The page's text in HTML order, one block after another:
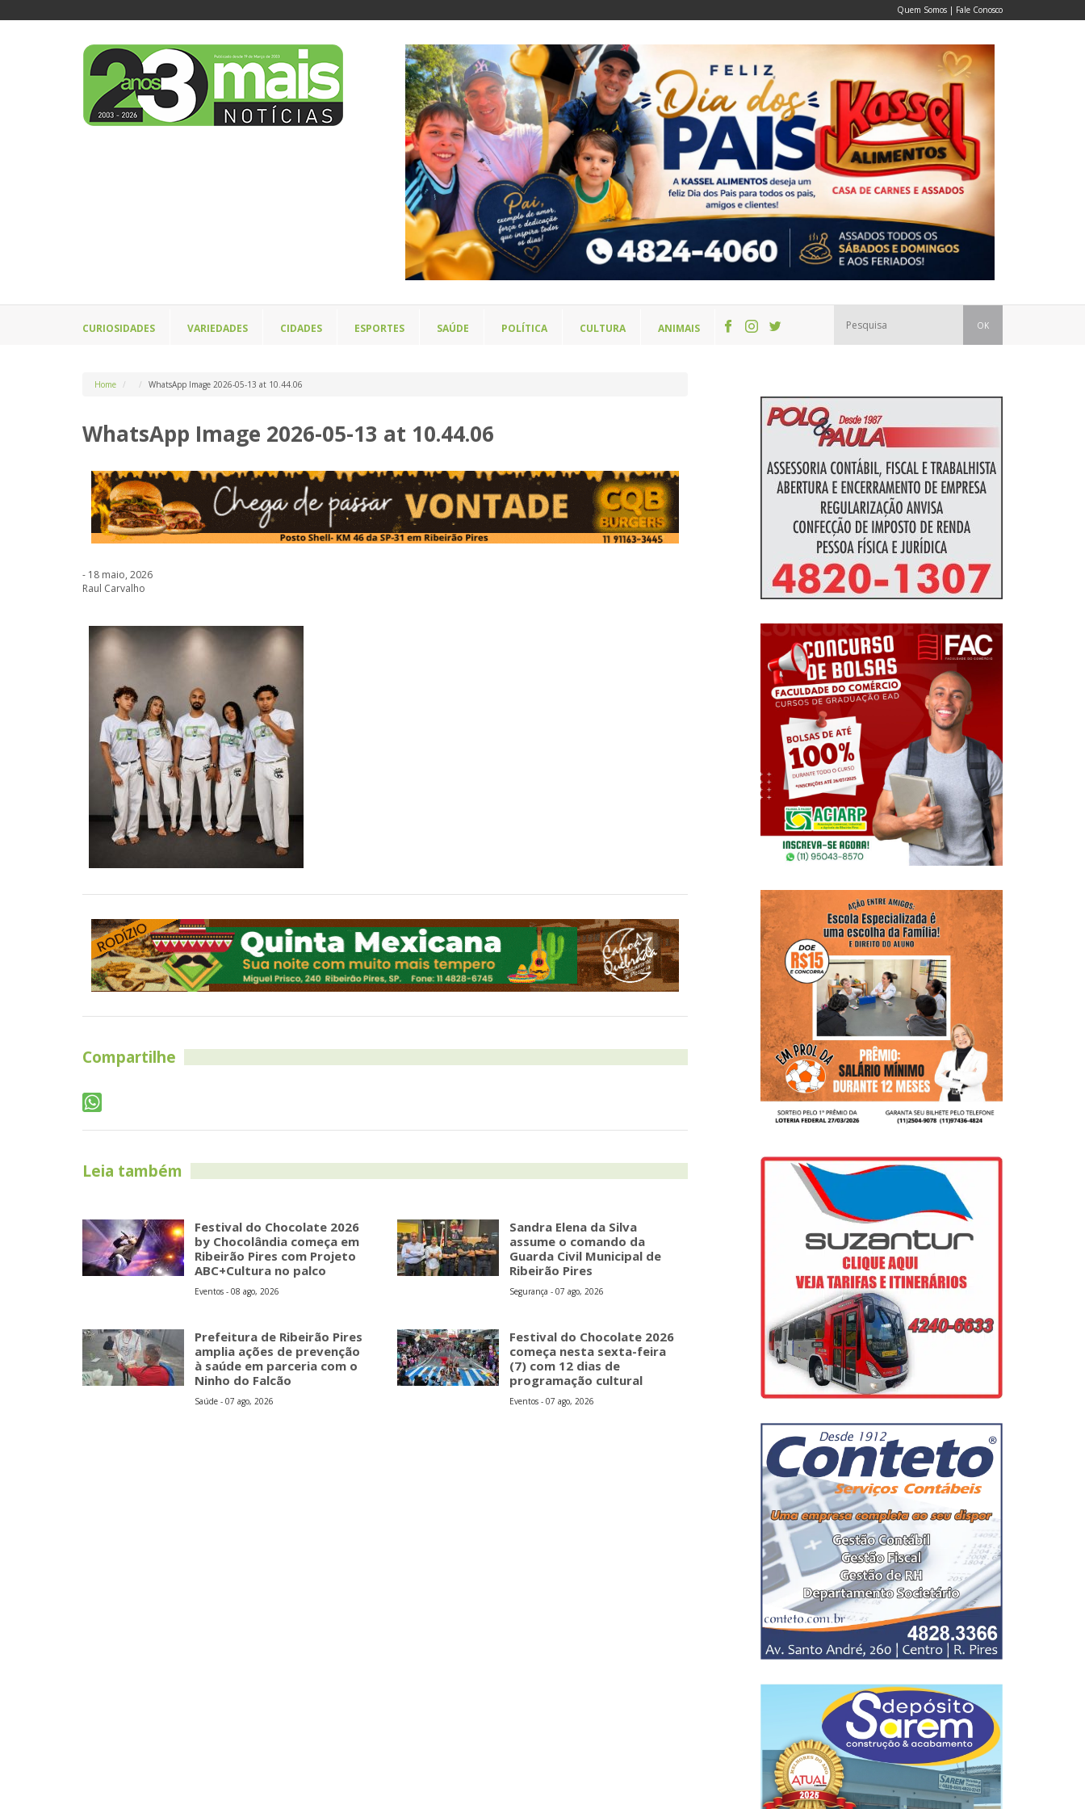
Quem Somos | Fale Conosco
CURIOSIDADES VARIEDADES CIDADES ESPORTES SAÚDE POLÍTICA CULTURA ANIMAIS OK
Home WhatsApp Image 2026-05-13 at 10.44.06
WhatsApp Image 2026-05-13 at 10.44.06
- 18 maio, 2026
Raul Carvalho
Compartilhe
Leia também
Festival do Chocolate 2026
by Chocolândia começa em
Ribeirão Pires com Projeto
ABC+Cultura no palco
Eventos - 08 ago, 2026
Sandra Elena da Silva
assume o comando da
Guarda Civil Municipal de
Ribeirão Pires
Segurança - 07 ago, 2026
Prefeitura de Ribeirão Pires
amplia ações de prevenção
à saúde em parceria com o
Ninho do Falcão
Saúde - 07 ago, 2026
Festival do Chocolate 2026
começa nesta sexta-feira
(7) com 12 dias de
programação cultural
Eventos - 07 ago, 2026